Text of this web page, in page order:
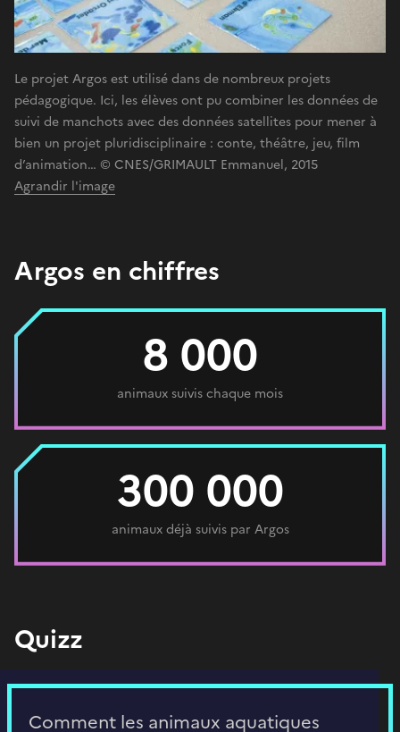
Le projet Argos est utilisé dans de nombreux projets
pédagogique. Ici, les élèves ont pu combiner les données de
suivi de manchots avec des données satellites pour mener à
bien un projet pluridisciplinaire : conte, théâtre, jeu, film
d’animation… © CNES/GRIMAULT Emmanuel, 2015
Agrandir l'image
Argos en chiffres
8 000
animaux suivis chaque mois
300 000
animaux déjà suivis par Argos
Quizz
Comment les animaux aquatiques